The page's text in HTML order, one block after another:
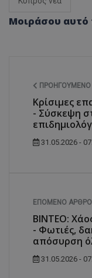
Μοιράσου αυτό
Κρίσιμες
- Σύσκεψη
31.05.2026 -
ΕΠΌΜΕΝΟ ΆΡΘΡΟ
ΒΙΝΤΕΟ:
- Φωτιές,
απόσυρση
31.05.2026 -